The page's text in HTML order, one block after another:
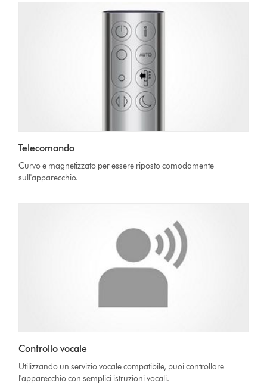
Telecomando
Curvo e magnetizzato per essere riposto comodamente
sull'apparecchio.
Controllo vocale
Utilizzando un servizio vocale compatibile, puoi controllare
l'apparecchio con semplici istruzioni vocali.